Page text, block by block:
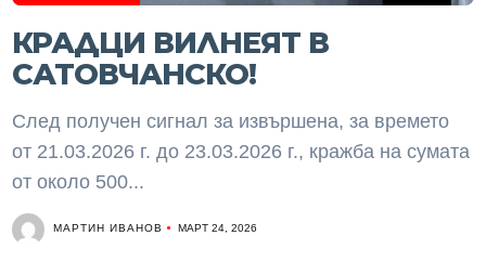
КРАДЦИ ВИЛНЕЯТ В
САТОВЧАНСКО!
След получен сигнал за извършена, за времето
от 21.03.2026 г. до 23.03.2026 г., кражба на сумата
от около 500...
МАРТИН ИВАНОВ МАРТ 24, 2026